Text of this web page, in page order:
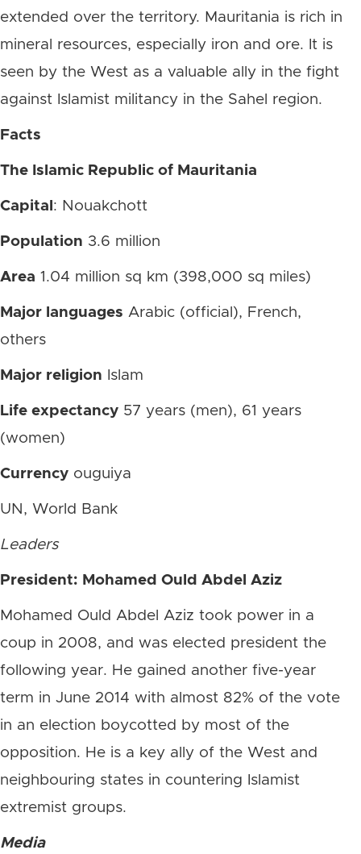
extended over the territory. Mauritania is rich in
mineral resources, especially iron and ore. It is
seen by the West as a valuable ally in the fight
against Islamist militancy in the Sahel region.
Facts
The Islamic Republic of Mauritania
Capital : Nouakchott
Population 3.6 million
Area 1.04 million sq km (398,000 sq miles)
Major languages Arabic (official), French,
others
Major religion Islam
Life expectancy 57 years (men), 61 years
(women)
Currency ouguiya
UN, World Bank
Leaders
President: Mohamed Ould Abdel Aziz
Mohamed Ould Abdel Aziz took power in a
coup in 2008, and was elected president the
following year. He gained another five-year
term in June 2014 with almost 82% of the vote
in an election boycotted by most of the
opposition. He is a key ally of the West and
neighbouring states in countering Islamist
extremist groups.
Media